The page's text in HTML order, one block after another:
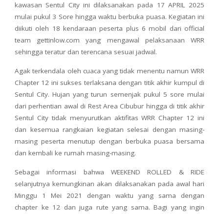
kawasan Sentul City ini dilaksanakan pada 17 APRIL 2025
mulai pukul 3 Sore hingga waktu berbuka puasa. Kegiatan ini
diikuti oleh 18 kendaraan peserta plus 6 mobil dari official
team gettinlow.com yang mengawal pelaksanaan WRR
sehingga teratur dan terencana sesuai jadwal.
Agak terkendala oleh cuaca yang tidak menentu namun WRR
Chapter 12 ini sukses terlaksana dengan titik akhir kumpul di
Sentul City. Hujan yang turun semenjak pukul 5 sore mulai
dari perhentian awal di Rest Area Cibubur hingga di titik akhir
Sentul City tidak menyurutkan aktifitas WRR Chapter 12 ini
dan kesemua rangkaian kegiatan selesai dengan masing-
masing peserta menutup dengan berbuka puasa bersama
dan kembali ke rumah masing-masing.
Sebagai informasi bahwa WEEKEND ROLLED & RIDE
selanjutnya kemungkinan akan dilaksanakan pada awal hari
Minggu 1 Mei 2021 dengan waktu yang sama dengan
chapter ke 12 dan juga rute yang sama. Bagi yang ingin